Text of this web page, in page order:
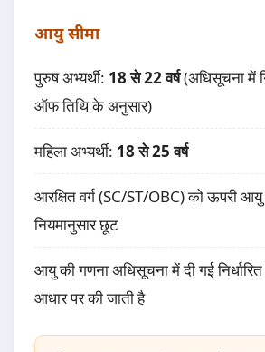
आयु सीमा
पुरुष अभ्यर्थी: 18 से 22 वर्ष(अधिसूचना में
ऑफ तिथि के अनुसार)
महिला अभ्यर्थी: 18 से 25 वर्ष
आरक्षित वर्ग (SC/ST/OBC) को ऊपरी आयु
नियमानुसार छूट
आयु की गणना अधिसूचना में दी गई
आधार पर की जाती है